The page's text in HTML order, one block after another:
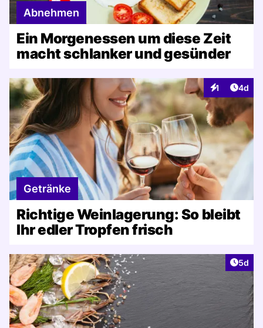
Abnehmen
Ein Morgenessen um diese Zeit
macht schlanker und gesünder
1
Interaktionen
4d
Getränke
Richtige Weinlagerung: So bleibt
Ihr edler Tropfen frisch
5d